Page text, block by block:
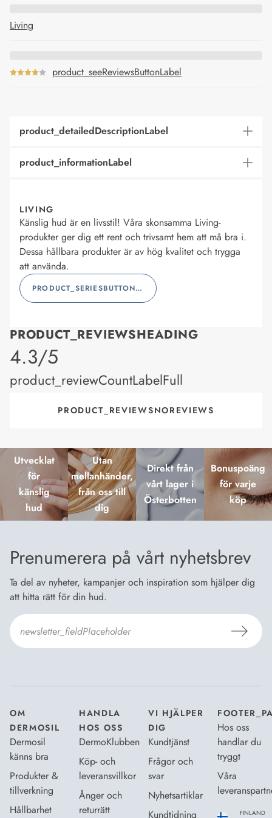
Living
product_seeReviewsButtonLabel
product_detailedDescriptionLabel
product_informationLabel
LIVING
Känslig hud är en livsstil! Våra skonsamma Living-
produkter ger dig ett rent och trivsamt hem att må bra i.
Dessa hållbara produkter är av hög kvalitet och trygga
att använda.
PRODUCT_SERIESBUTTONLABEL
PRODUCT_REVIEWSHEADING
product_rating
4.3/5
product_reviewCountLabelFull
PRODUCT_REVIEWSNOREVIEWS
Utvecklat
för
känslig
hud
Utan
mellanhänder,
från oss till
dig
Direkt från
vårt lager i
Österbotten
Bonuspoäng
för varje
köp
Prenumerera på vårt nyhetsbrev
Ta del av nyheter, kampanjer och inspiration som hjälper dig
att hitta rätt för din hud.
OM
DERMOSIL
Dermosil
känns bra
Produkter &
tillverkning
Hållbarhet
HANDLA
HOS OSS
DermoKlubben
Köp- och
leveransvillkor
Ånger och
returrätt
VI HJÄLPER
DIG
Kundtjänst
Frågor och
svar
Nyhetsartiklar
Kundtidning
Hos oss
handlar du
tryggt
Våra
FINLAND